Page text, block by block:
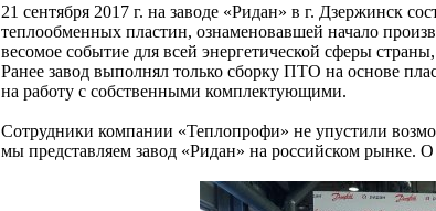
21 сентября 2017 г. на заводе «Ридан» в г. Дзержинск
теплообменных пластин, ознаменовавшей начало
весомое событие для всей энергетической сферы
Ранее завод выполнял только сборку ПТО на основе
на работу с собственными комплектующими.
Сотрудники компании «Теплопрофи» не упустили
мы представляем завод «Ридан» на российском рынке.